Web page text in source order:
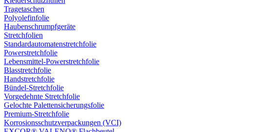
Tragetaschen
Polyolefinfolie
Haubenschrumpfgeräte
Stretchfolien
Standardautomatenstretchfolie
Powerstretchfolie
Lebensmittel-Powerstretchfolie
Blasstretchfolie
Handstretchfolie
Bündel-Stretchfolie
Vorgedehnte Stretchfolie
Gelochte Palettensicherungsfolie
Premium-Stretchfolie
Korrosionsschutzverpackungen (VCI)